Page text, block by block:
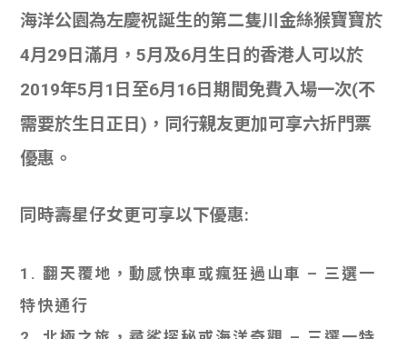
海洋公園為左慶祝誕生的第二隻川金絲猴寶寶於
4月29日滿月，5月及6月生日的香港人可以於
2019年5月1日至6月16日期間免費入場一次(不
需要於生日正日)，同行親友更加可享六折門票
優惠。
同時壽星仔女更可享以下優惠:
1. 翻天覆地，動感快車或瘋狂過山車 – 三選一
特快通行